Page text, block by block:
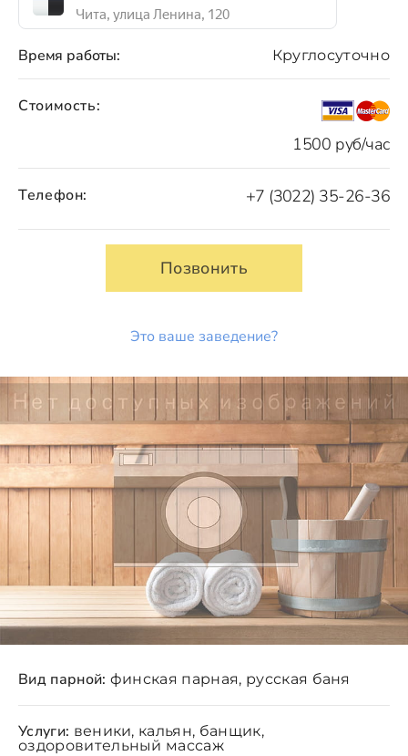
Стоимость:
1500 руб/час
Время работы: Круглосуточно
Телефон: +7 (3022) 35-26-36
Позвонить
Это ваше заведение?
Чита, улица Ленина, 120
Вид парной: финская парная, русская баня
Услуги: веники, кальян, банщик,
оздоровительный массаж